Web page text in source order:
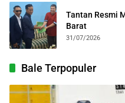
Tantan Resmi
Barat
31/07/2026
Bale Terpopuler